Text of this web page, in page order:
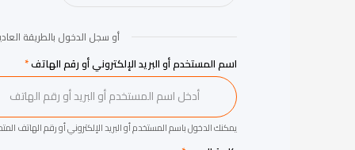
أو سجل الدخول بالطريقة
اسم المستخدم أو البريد الإلكتروني أو رقم الهاتف*
يمكنك الدخول باسم المستخدم أو البريد الإلكتروني أو رقم الهاتف